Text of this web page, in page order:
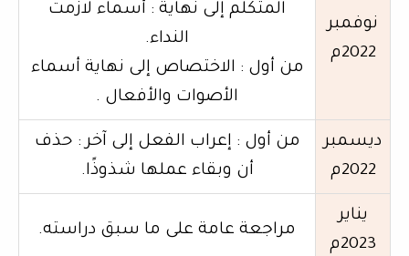
نوفمبر
2022م
المتكلم إلى نهاية : أسماء لازمت
النداء.
من أول : الاختصاص إلى نهاية أسماء
الأصوات والأفعال .
ديسمبر
2022م
من أول : إعراب الفعل إلى آخر : حذف
أن وبقاء عملها شذوذًا.
يناير
2023م
مراجعة عامة على ما سبق دراسته.